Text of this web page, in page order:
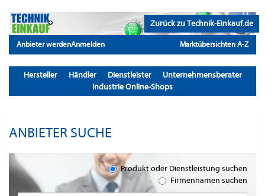
Zurück zu Technik-Einkauf.de
Anbieter werdenAnmelden Marktübersichten A-Z
Hersteller Händler Dienstleister
Unternehmensberater
Industrie Online-Shops
ANBIETER SUCHE
Produkt oder Dienstleistung suchen
Firmennamen suchen